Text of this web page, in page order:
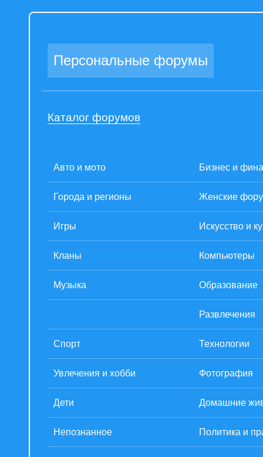
Персональные форумы
Каталог форумов
Авто и мото Бизнес и
Города и регионы Женские
Игры Искусство и
Кланы Компьютеры
Музыка Образование
Развлечения
Спорт Технологии
Увлечения и хобби Фотография
Дети Домашние
Непознанное Политика и